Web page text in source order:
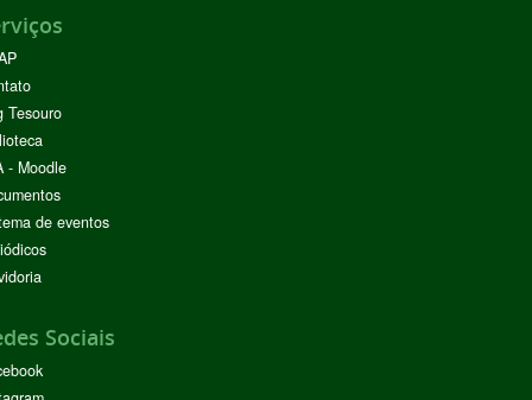
Tesouro
- Moodle
de eventos
Sociais